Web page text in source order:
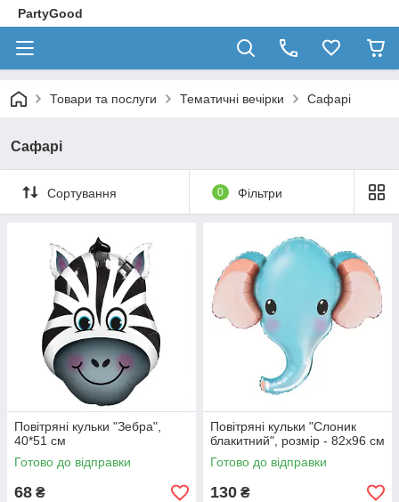
PartyGood
Товари та послуги Тематичні вечірки Сафарі
Сафарі
Сортування 0 Фільтри
Повітряні кульки "Зебра",
40*51 см
Готово до відправки
68 ₴
Повітряні кульки "Слоник
блакитний", розмір - 82х96 см
Готово до відправки
130 ₴